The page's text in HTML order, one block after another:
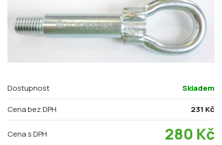
Dostupnost Skladem
Cena bez DPH 231 Kč
Cena s DPH 280 Kč